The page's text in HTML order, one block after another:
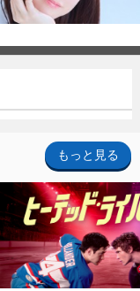
もっと見る